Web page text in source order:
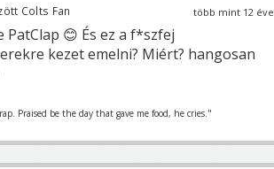
több mint 12 éve
Colts Fan
😊 És ez a f*szfej
kezet emelni? Miért? hangosan
Praised be the day that gave me food, he cries."